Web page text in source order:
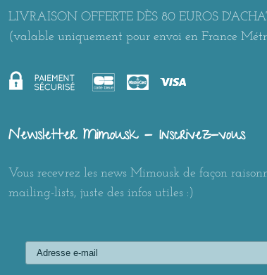
LIVRAISON OFFERTE DÈS 80 EUROS
(valable uniquement pour envoi en France
Newsletter Mimousk - Inscrivez-vous
Vous recevrez les news Mimousk de façon
mailing-lists, juste des infos utiles :)